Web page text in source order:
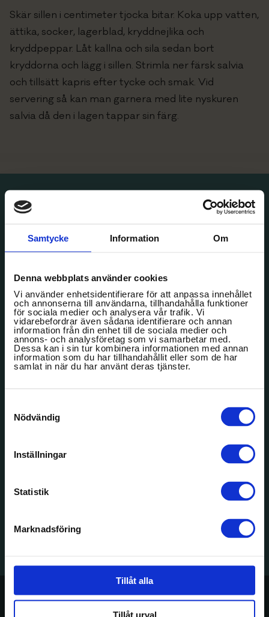
Samtycke Information Om
Denna webbplats använder cookies
Vi använder enhetsidentifierare för att anpassa innehållet
och annonserna till användarna, tillhandahålla funktioner
för sociala medier och analysera vår trafik. Vi
vidarebefordrar även sådana identifierare och annan
information från din enhet till de sociala medier och
annons- och analysföretag som vi samarbetar med.
Dessa kan i sin tur kombinera informationen med annan
information som du har tillhandahållit eller som de har
samlat in när du har använt deras tjänster.
Nödvändig
Inställningar
Statistik
Marknadsföring
Tillåt alla
Tillåt urval
Skär sillen i centimeter tjocka bitar. Koka upp vatten,
ättika, socker, lagerblad, kryddnejlika och
kryddpeppar. Låt kallna och sila sedan bort
kryddorna och lägg i sillen. Strimla ner färsk salvia
och tillsätt kapris efter tycke och smak. Vid
servering så kan man garnera med lite nyskuren
salvia då den i lagen tappar sin färg.
Villa Aske Konferenser
Bro | Telefon: 08-584
Karta och vägbeskrivning Google Maps
Facebook Instagram
Konferens-
anläggningar
Svenska Möten